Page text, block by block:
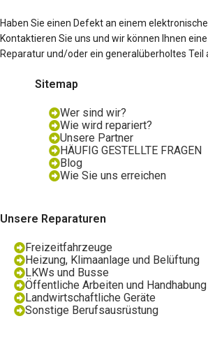
Haben Sie einen Defekt an einem
Kontaktieren Sie uns und wir können Ihnen
Reparatur und/oder ein generalüberholtes Teil
Sitemap
Wer sind wir?
Wie wird repariert?
Unsere Partner
HÄUFIG GESTELLTE FRAGEN
Blog
Wie Sie uns erreichen
Unsere Reparaturen
Freizeitfahrzeuge
Heizung, Klimaanlage und Belüftung
LKWs und Busse
Öffentliche Arbeiten und Handhabung
Landwirtschaftliche Geräte
Sonstige Berufsausrüstung